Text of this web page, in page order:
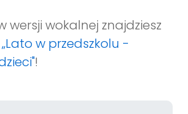
wersji wokalnej znajdziesz
„Lato w przedszkolu -
!